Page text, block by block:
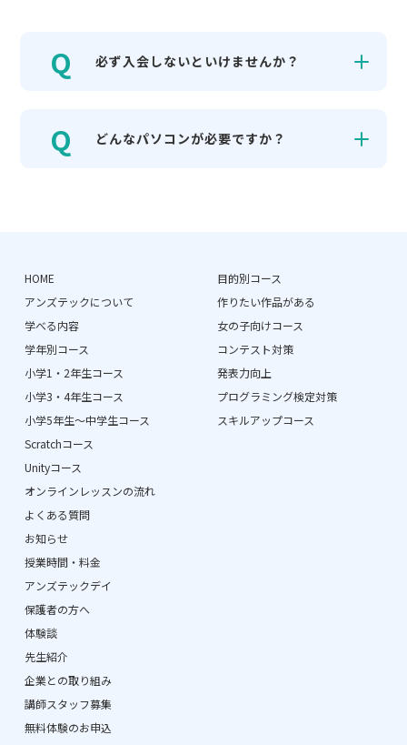
必ず入会しないといけませんか？
どんなパソコンが必要ですか？
HOME
アンズテックについて
学べる内容
学年別コース
小学1・2年生コース
小学3・4年生コース
小学5年生〜中学生コース
Scratchコース
Unityコース
オンラインレッスンの流れ
よくある質問
お知らせ
授業時間・料金
アンズテックデイ
目的別コース
作りたい作品がある
女の子向けコース
コンテスト対策
発表力向上
プログラミング検定対策
スキルアップコース
保護者の方へ
体験談
先生紹介
企業との取り組み
講師スタッフ募集
無料体験のお申込